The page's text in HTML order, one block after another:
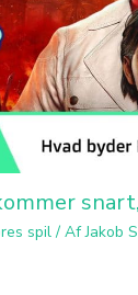
spil/ AfJakob